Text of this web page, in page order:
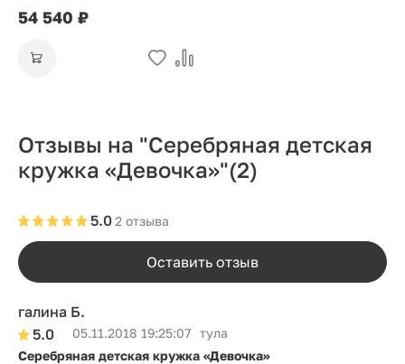
54 540 ₽
Отзывы на "Серебряная детская
кружка «Девочка»"(2)
2 отзыва
5.0
Оставить отзыв
галина Б.
5.0
05.11.2018 19:25:07 тула
Серебряная детская кружка «Девочка»